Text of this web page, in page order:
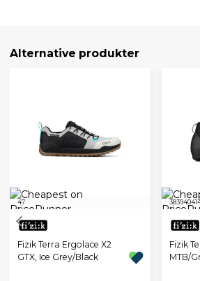
Alternative produkter
47
Fizik Terra Ergolace X2
GTX, Ice Grey/Black
38394041
Fizik
MTB/